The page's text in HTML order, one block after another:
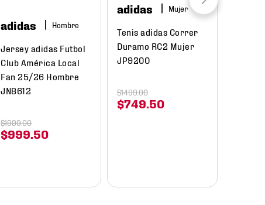
adidas Hombre
Jersey adidas Futbol
Club América Local
Fan 25/26 Hombre
JN8612
$999 50
$1999.00
adidas Mujer
Tenis adidas Correr
Duramo RC2 Mujer
JP9200
$749 50
$1499.00